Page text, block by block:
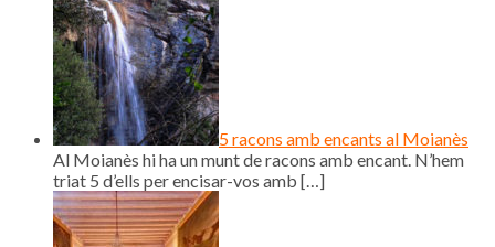
5 racons amb encants al Moianès
Al Moianès hi ha un munt de racons amb encant. N’hem
triat 5 d’ells per encisar-vos amb […]